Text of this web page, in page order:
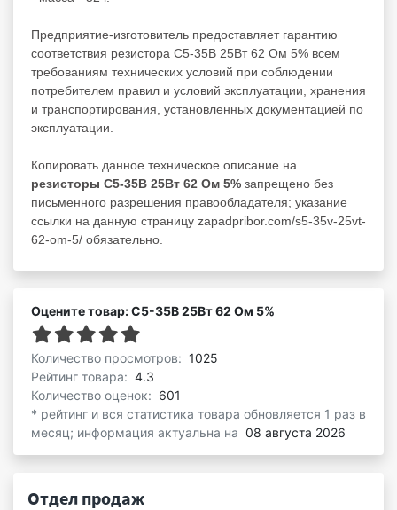
Предприятие-изготовитель предоставляет гарантию
соответствия резистора С5-35В 25Вт 62 Ом 5% всем
требованиям технических условий при соблюдении
потребителем правил и условий эксплуатации, хранения
и транспортирования, установленных документацией по
эксплуатации.
Копировать данное техническое описание на
резисторы С5-35В 25Вт 62 Ом 5% запрещено без
письменного разрешения правообладателя; указание
ссылки на данную страницу zapadpribor.com/s5-35v-25vt-
62-om-5/ обязательно.
Оцените товар: С5-35В 25Вт 62 Ом 5%
Количество просмотров: 1025
Рейтинг товара: 4.3
Количество оценок: 601
* рейтинг и вся статистика товара обновляется 1 раз в
месяц; информация актуальна на 08 августа 2026
Отдел продаж